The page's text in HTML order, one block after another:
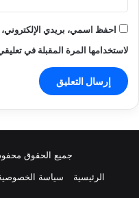
احفظ اسمي، بريدي
لاستخدامها المرة المقبلة في
جميع الحقوق محفوظة
الرئيسية
سياسة